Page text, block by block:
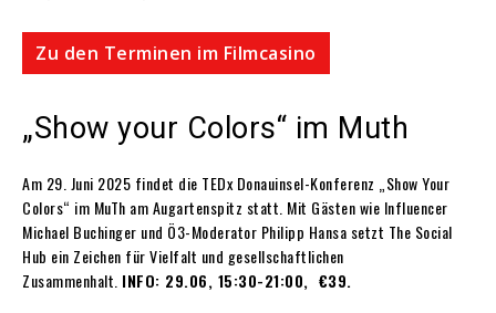
Zu den Terminen im Filmcasino
„Show your Colors“ im Muth
Am 29. Juni 2025 findet die TEDx Donauinsel-Konferenz „Show Your
Colors“ im MuTh am Augartenspitz statt. Mit Gästen wie Influencer
Michael Buchinger und Ö3-Moderator Philipp Hansa setzt The Social
Hub ein Zeichen für Vielfalt und gesellschaftlichen
Zusammenhalt. INFO: 29.06, 15:30-21:00, €39.